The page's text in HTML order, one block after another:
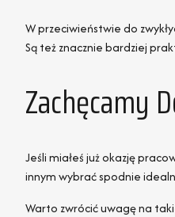
W przeciwieństwie do
Są też znacznie bardziej
Zachęcamy
Jeśli miałeś już okazję
innym wybrać spodnie
Warto zwrócić uwagę na